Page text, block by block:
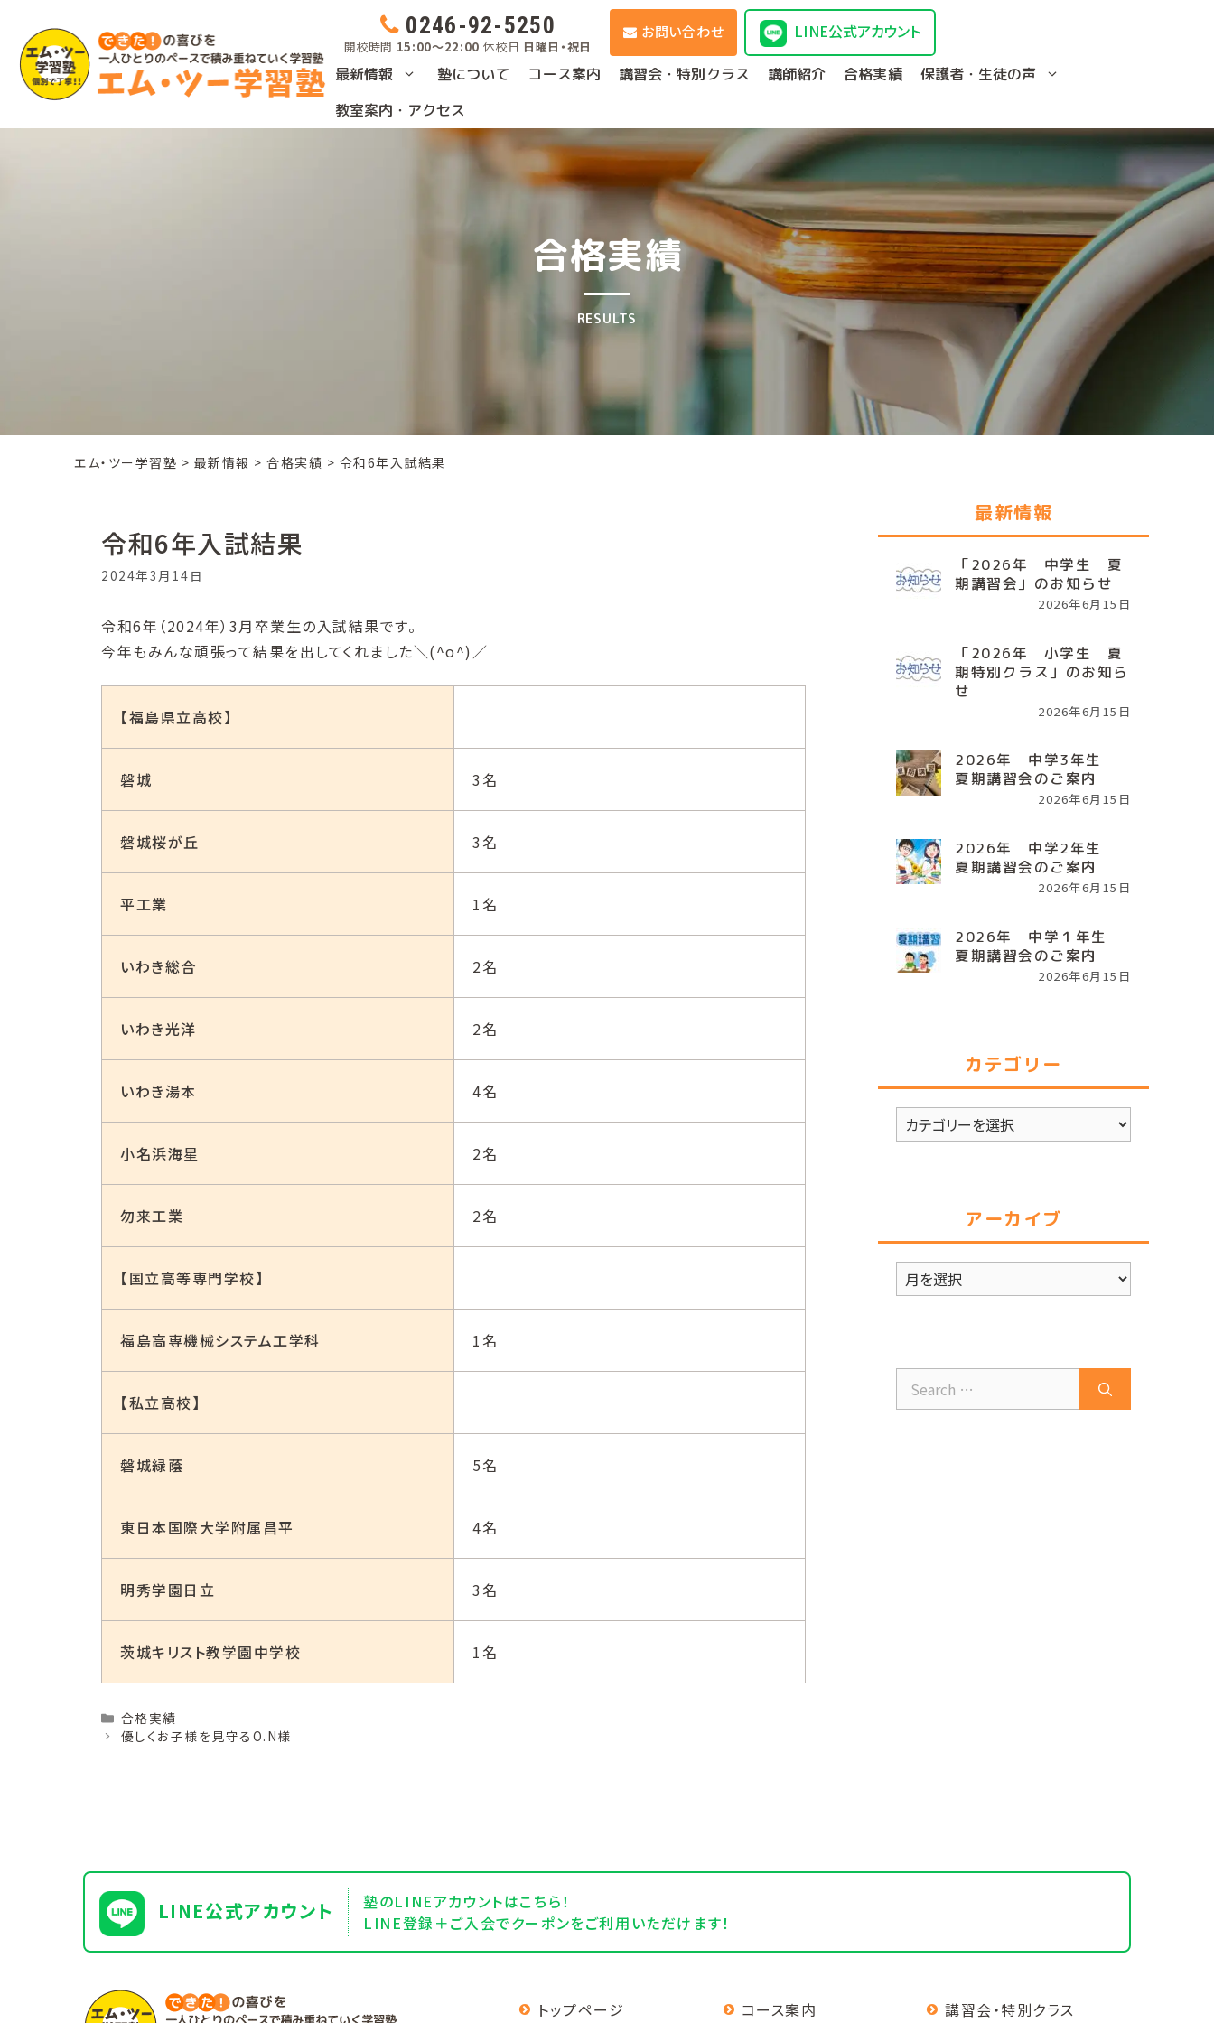
content
0246-92-5250
開校時間 15:00～22:00 休校日 日曜日・祝日
お問い合わせ LINE公式アカウント
最新情報 塾について コース案内 講習会・特別クラス 講師紹介 合格実績
保護者・生徒の声
教室案内・アクセス
合格実績
RESULTS
エム・ツー学習塾 > 最新情報 > 合格実績 > 令和6年入試結果
令和6年入試結果
2024年3月14日
令和6年（2024年）3月卒業生の入試結果です。
今年もみんな頑張って結果を出してくれました＼(^o^)／
【福島県立高校】
磐城 3名
磐城桜が丘 3名
平⼯業 1名
いわき総合 2名
いわき光洋 2名
いわき湯本 4名
⼩名浜海星 2名
勿来⼯業 2名
【国立高等専門学校】
福島高専機械システム工学科 1名
【私立高校】
磐城緑蔭 5名
東⽇本国際⼤学附属昌平 4名
明秀学園日立 3名
茨城キリスト教学園中学校 1名
Categories
合格実績
優しくお子様を見守るO.N様
最新情報
「2026年 中学生 夏
期講習会」のお知らせ
2026年6月15日
「2026年 小学生 夏
期特別クラス」のお知ら
せ
2026年6月15日
2026年 中学3年生
夏期講習会のご案内
2026年6月15日
2026年 中学2年生
夏期講習会のご案内
2026年6月15日
2026年 中学１年生
夏期講習会のご案内
2026年6月15日
カテゴリー
カ
テ
アーカイブ
ア
ー
ブSearch
for:
LINE公式アカウント
塾のLINEアカウントはこちら！
LINE登録＋ご入会でクーポンをご利用いただけます！
トップページ コース案内 講習会・特別クラス